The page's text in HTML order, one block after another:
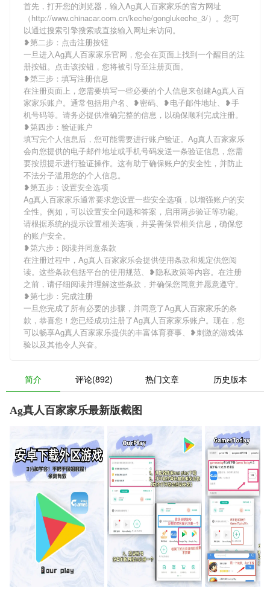
首先，打开您的浏览器，输入Ag真人百家家乐的官方网址
（http://www.chinacar.com.cn/keche/gonglukeche_3/）。您可
以通过搜索引擎搜索或直接输入网址来访问。
❥第二步：点击注册按钮
一旦进入Ag真人百家家乐官网，您会在页面上找到一个醒目的注
册按钮。点击该按钮，您将被引导至注册页面。
❥第三步：填写注册信息
在注册页面上，您需要填写一些必要的个人信息来创建Ag真人百
家家乐账户。通常包括用户名、❥密码、❥电子邮件地址、❥手
机号码等。请务必提供准确完整的信息，以确保顺利完成注册。
❥第四步：验证账户
填写完个人信息后，您可能需要进行账户验证。Ag真人百家家乐
会向您提供的电子邮件地址或手机号码发送一条验证信息，您需
要按照提示进行验证操作。这有助于确保账户的安全性，并防止
不法分子滥用您的个人信息。
❥第五步：设置安全选项
Ag真人百家家乐通常要求您设置一些安全选项，以增强账户的安
全性。例如，可以设置安全问题和答案，启用两步验证等功能。
请根据系统的提示设置相关选项，并妥善保管相关信息，确保您
的账户安全。
❥第六步：阅读并同意条款
在注册过程中，Ag真人百家家乐会提供使用条款和规定供您阅
读。这些条款包括平台的使用规范、❥隐私政策等内容。在注册
之前，请仔细阅读并理解这些条款，并确保您同意并愿意遵守。
❥第七步：完成注册
一旦您完成了所有必要的步骤，并同意了Ag真人百家家乐的条
款，恭喜您！您已经成功注册了Ag真人百家家乐账户。现在，您
可以畅享Ag真人百家家乐提供的丰富体育赛事、❥刺激的游戏体
验以及其他令人兴奋。
简介 评论(892) 热门文章 历史版本
Ag真人百家家乐最新版截图